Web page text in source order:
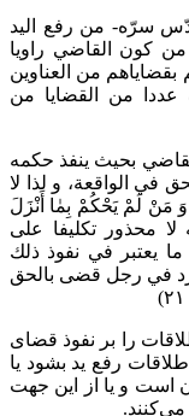
سرّه- من رفع اليد
كون القاضي راويا
بقضاياهم من العناوين
عددا من القضايا من
بحيث ينفذ حكمه
في الواقعة، و لذا لا
مَنْ لَمْ يَحْكُمْ بِمٰا أَنْزَلَ
لا محذور تكليفا على
يعتبر في نفوذ ذلك
في رجل قضى بالحق
را بر نفوذ قضای
رفع ید بشود یا
است و یا از این جهت